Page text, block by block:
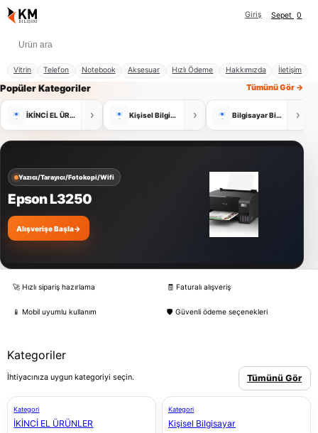
Giriş Sepet 0
Vitrin Telefon Notebook Aksesuar Hızlı Ödeme Hakkımızda İletişim
Popüler Kategoriler Tümünü Gör →
İKİNCİ EL ÜRÜNLER › Kişisel Bilgisayar › Bilgisayar Bileşenleri ›
Yazıcı/Tarayıcı/Fotokopi/Wifi
Epson L3250
Alışverişe Başla→
🚀 Hızlı sipariş hazırlama 🧾 Faturalı alışveriş
📱 Mobil uyumlu kullanım 🛡️ Güvenli ödeme seçenekleri
Kategoriler
İhtiyacınıza uygun kategoriyi seçin. Tümünü Gör
Kategori
İKİNCİ EL ÜRÜNLER
Kategori
Kişisel Bilgisayar